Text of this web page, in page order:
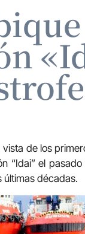
de los
“Idai” el
últimas décadas.